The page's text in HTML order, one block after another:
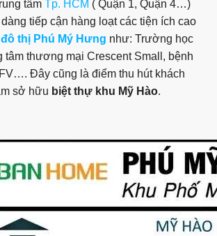
tâm Tp. HCM ( Quận 1, Quận 4…)
tiếp cận hàng loạt các tiện ích cao
thị Phú Mý Hưng như: Trường học
tâm thương mại Crescent Small, bệnh
Đây cũng là điểm thu hút khách
sở hữu biệt thự khu Mỹ Hào.